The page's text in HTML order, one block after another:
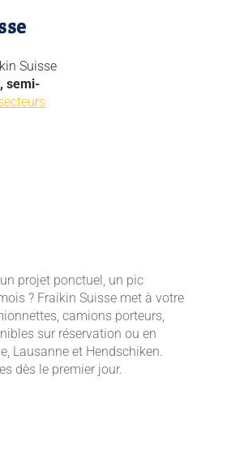
Suisse
semi-
projet ponctuel, un pic
? Fraikin Suisse met à votre
camions porteurs,
sur réservation ou en
Lausanne et Hendschiken.
dès le premier jour.